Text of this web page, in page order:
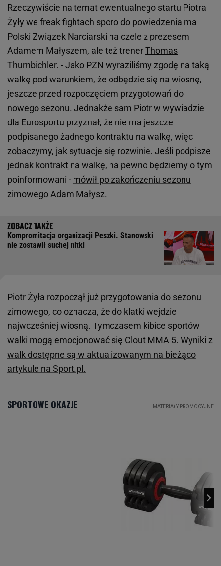
Rzeczywiście na temat ewentualnego startu Piotra
Żyły we freak fightach sporo do powiedzenia ma
Polski Związek Narciarski na czele z prezesem
Adamem Małyszem, ale też trenerThomas
Thurnbichler. - Jako PZN wyraziliśmy zgodę na taką
walkę pod warunkiem, że odbędzie się na wiosnę,
jeszcze przed rozpoczęciem przygotowań do
nowego sezonu. Jednakże sam Piotr w wywiadzie
dla Eurosportu przyznał, że nie ma jeszcze
podpisanego żadnego kontraktu na walkę, więc
zobaczymy, jak sytuacje się rozwinie. Jeśli podpisze
jednak kontrakt na walkę, na pewno będziemy o tym
poinformowani - mówił po zakończeniu sezonu
zimowego Adam Małysz.
Kompromitacja organizacji Peszki. Stanowski
nie zostawił suchej nitki
Piotr Żyła rozpoczął już przygotowania do sezonu
zimowego, co oznacza, że do klatki wejdzie
najwcześniej wiosną. Tymczasem kibice sportów
walki mogą emocjonować się Clout MMA 5. Wyniki z
walk dostępne są w aktualizowanym na bieżąco
artykule na Sport.pl.